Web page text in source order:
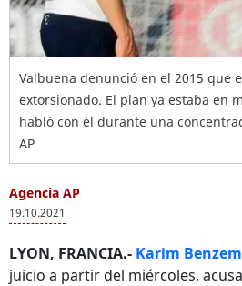
Valbuena denunció en el 2015 que
extorsionado. El plan ya estaba en
habló con él durante una
AP
Agencia AP
19.10.2021
LYON, FRANCIA.- Karim
juicio a partir del miércoles,